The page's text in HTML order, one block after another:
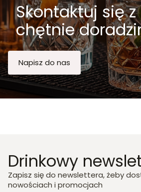
Skontaktuj się
chętnie
Napisz do nas
Drinkowy
Zapisz się do newslettera, żeby
nowościach i promocjach